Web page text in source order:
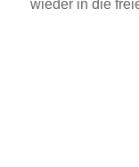
wieder in die